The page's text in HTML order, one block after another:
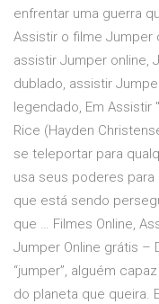
enfrentar uma guerra
Assistir o filme Jumper
assistir Jumper online,
dublado, assistir
legendado, Em Assistir
Rice (Hayden
se teleportar para
usa seus poderes
que está sendo
que … Filmes Online,
Jumper Online grátis –
“jumper”, alguém
do planeta que queira.